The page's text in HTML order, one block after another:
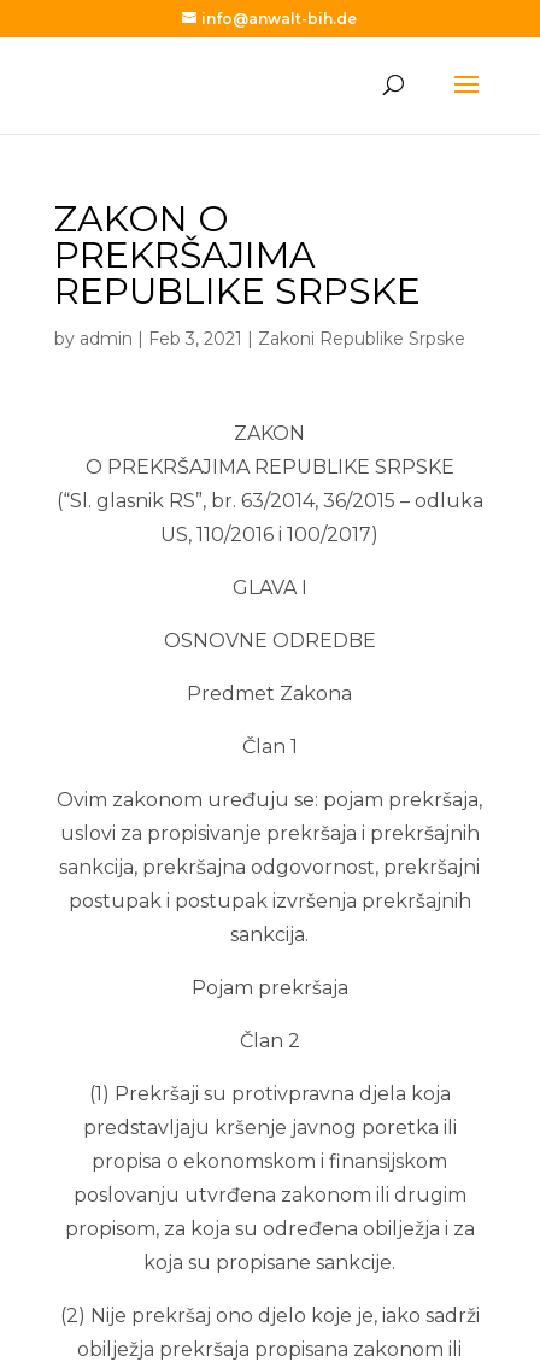
info@anwalt-bih.de
ZAKON O
PREKRŠAJIMA
REPUBLIKE SRPSKE
by admin | Feb 3, 2021 | Zakoni Republike Srpske
ZAKON
O PREKRŠAJIMA REPUBLIKE SRPSKE
(“Sl. glasnik RS”, br. 63/2014, 36/2015 – odluka
US, 110/2016 i 100/2017)
GLAVA I
OSNOVNE ODREDBE
Predmet Zakona
Član 1
Ovim zakonom uređuju se: pojam prekršaja,
uslovi za propisivanje prekršaja i prekršajnih
sankcija, prekršajna odgovornost, prekršajni
postupak i postupak izvršenja prekršajnih
sankcija.
Pojam prekršaja
Član 2
(1) Prekršaji su protivpravna djela koja
predstavljaju kršenje javnog poretka ili
propisa o ekonomskom i finansijskom
poslovanju utvrđena zakonom ili drugim
propisom, za koja su određena obilježja i za
koja su propisane sankcije.
(2) Nije prekršaj ono djelo koje je, iako sadrži
obilježja prekršaja propisana zakonom ili